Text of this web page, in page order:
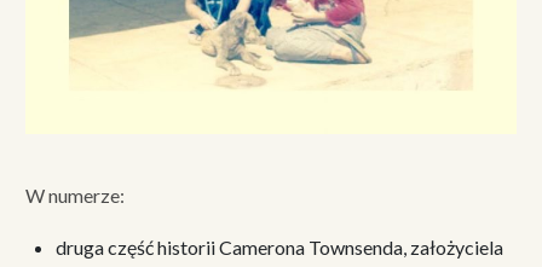
W numerze:
druga część historii Camerona Townsenda, założyciela